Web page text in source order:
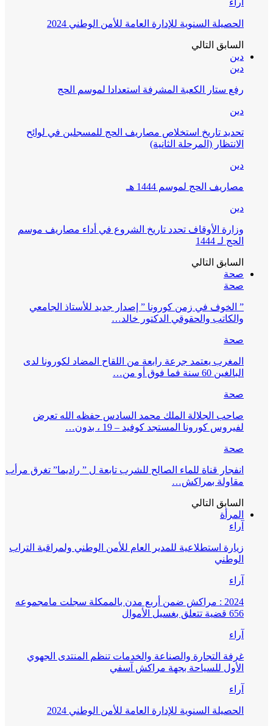
آراء
الحصيلة السنوية للإدارة العامة للأمن الوطني 2024
السابق التالي
دين
دين
رفع ستار الكعبة المشرفة استعدادا لموسم الحج
دين
تحديد تاريخ استخلاص مصاريف الحج للمسجلين في لوائح
الانتظار (المرحلة الثانية)
دين
مصاريف الحج لموسم 1444 هـ
دين
وزارة الأوقاف تحدد تاريخ الشروع في أداء مصاريف موسم
الحج لـ 1444
السابق التالي
صحة
صحة
” الخوف في زمن كورونا ” إصدار جديد للأستاذ الجامعي
والكاتب والحقوقي الدكتور خالد…
صحة
المغرب يعتمد جرعة رابعة من اللقاح المضاد لكورونا لدى
البالغين 60 سنة فما فوق أو من…
صحة
صاحب الجلالة الملك محمد السادس حفظه الله تعرض
لفيروس كورونا المستجد كوفيد – 19 ، بدون…
صحة
انفجار قناة للماء الصالح للشرب تابعة ل ” راديما” تغرق مرأب
مقاولة بمراكش…
السابق التالي
المرأة
آراء
زيارة استطلاعية للمدير العام للأمن الوطني ولمراقبة التراب
الوطني
آراء
2024 : مراكش ضمن أربع مدن بالممكلة سجلت مامجموعه
656 قضية تتعلق بغسيل الأموال
آراء
غرفة التجارة والصناعة والخدمات تنظم المنتدى الجهوي
الأول للسياحة بجهة مراكش آسفي
آراء
الحصيلة السنوية للإدارة العامة للأمن الوطني 2024